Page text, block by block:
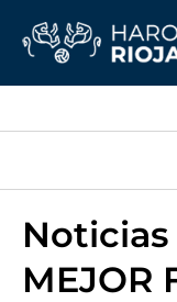
Noticias
MEJOR